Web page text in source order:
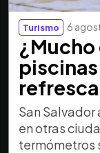
Turismo 6
¿Mucho
San Salvador
en otras
termómetros